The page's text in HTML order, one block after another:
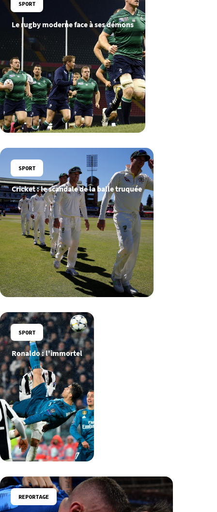
SPORT
Le rugby moderne face à ses démons
SPORT
Cricket : le scandale de la balle truquée
SPORT
Ronaldo : l'immortel
REPORTAGE